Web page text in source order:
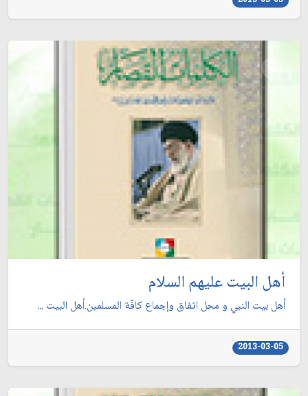
أهل البيت عليهم السلام
أهل بيت النبي و محل اتفاق وإجماع كافّة المسلمين.أهل البيت ...
2013-03-05